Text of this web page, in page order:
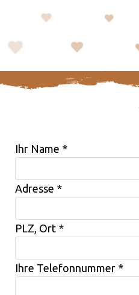
Ihr Name *
Adresse *
PLZ, Ort *
Ihre Telefonnummer *